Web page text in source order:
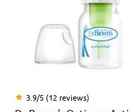
3.9/5 (12 reviews)